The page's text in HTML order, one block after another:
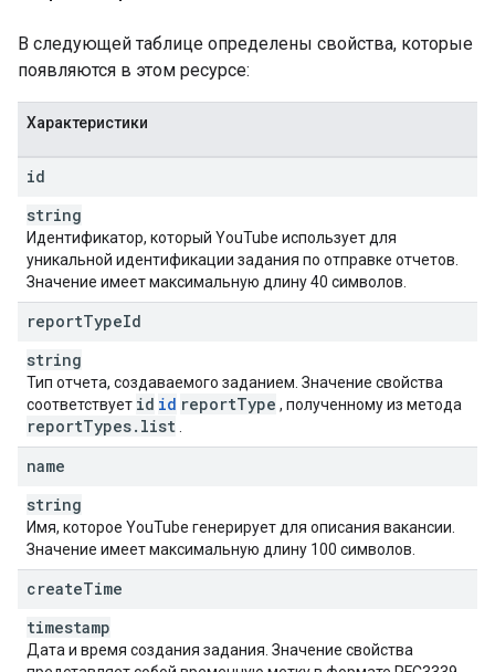
В следующей таблице определены свойства, которые
появляются в этом ресурсе:
Характеристики
id
string
Идентификатор, который YouTube использует для
уникальной идентификации задания по отправке отчетов.
Значение имеет максимальную длину 40 символов.
reportTypeId
string
Тип отчета, создаваемого заданием. Значение свойства
соответствует id id reportType , полученному из метода
reportTypes. list
name
string
Имя, которое YouTube генерирует для описания вакансии.
Значение имеет максимальную длину 100 символов.
createTime
timestamp
Дата и время создания задания. Значение свойства